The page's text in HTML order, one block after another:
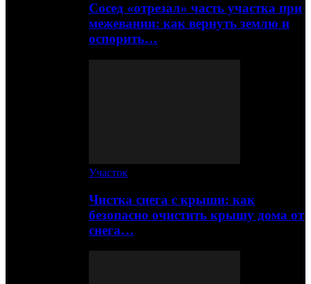
Сосед «отрезал» часть участка при
межевании: как вернуть землю и
оспорить…
Участок
Чистка снега с крыши: как
безопасно очистить крышу дома от
снега…